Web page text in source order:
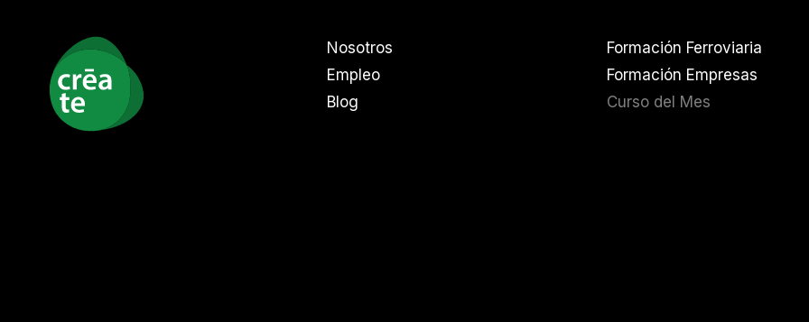
Nosotros
Empleo
Blog
Formación Ferroviaria
Formación Empresas
Curso del Mes